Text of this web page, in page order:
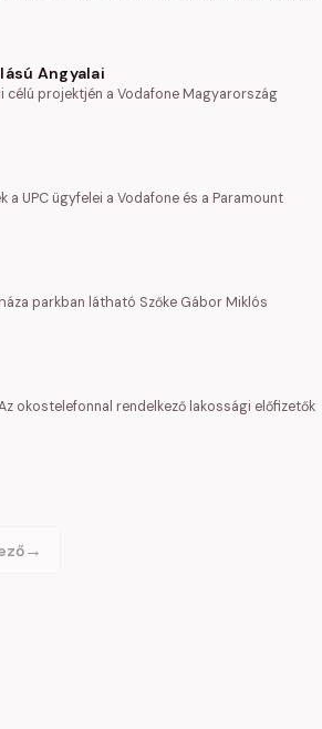
Angyalai
projektjén a Vodafone Magyarország
UPC ügyfelei a Vodafone és a Paramount
parkban látható Szőke Gábor Miklós
okostelefonnal rendelkező lakossági előfizetők
→